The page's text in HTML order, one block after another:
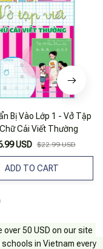
Bị Vào Lớp 1 - Vở Tập
Cái Viết Thường
USD $22.99 USD
ADD TO CART
50 USD on our site
in Vietnam every